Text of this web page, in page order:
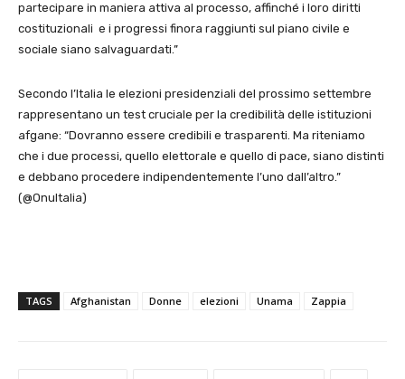
partecipare in maniera attiva al processo, affinché i loro diritti
costituzionali e i progressi finora raggiunti sul piano civile e
sociale siano salvaguardati.”
Secondo l’Italia le elezioni presidenziali del prossimo settembre
rappresentano un test cruciale per la credibilità delle istituzioni
afgane: “Dovranno essere credibili e trasparenti. Ma riteniamo
che i due processi, quello elettorale e quello di pace, siano distinti
e debbano procedere indipendentemente l’uno dall’altro.”
(@OnuItalia)
TAGS Afghanistan Donne elezioni Unama Zappia